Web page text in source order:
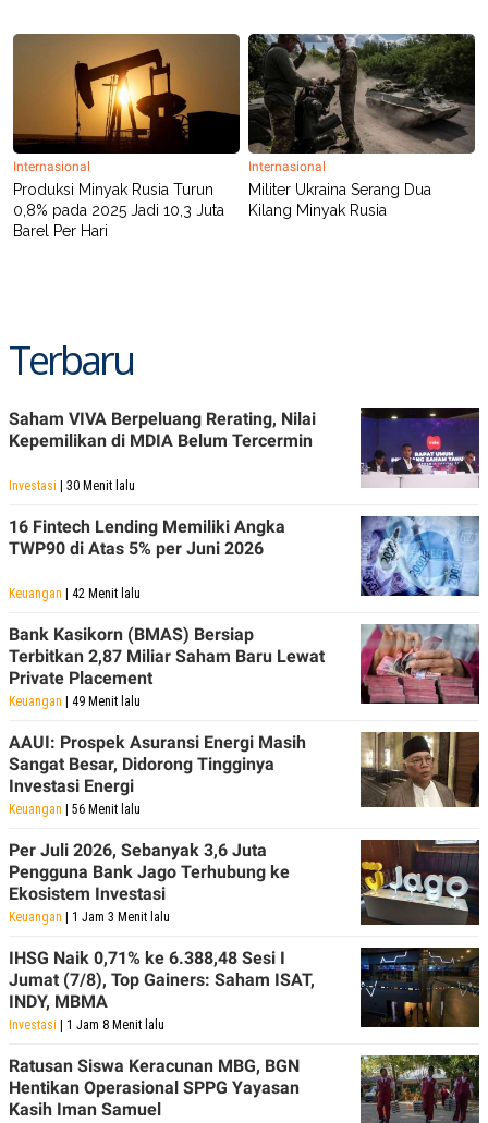
Internasional
Produksi Minyak Rusia Turun
0,8% pada 2025 Jadi 10,3 Juta
Barel Per Hari
Internasional
Militer Ukraina Serang Dua
Kilang Minyak Rusia
Terbaru
Saham VIVA Berpeluang Rerating, Nilai
Kepemilikan di MDIA Belum Tercermin
Investasi | 30 Menit lalu
16 Fintech Lending Memiliki Angka
TWP90 di Atas 5% per Juni 2026
Keuangan | 42 Menit lalu
Bank Kasikorn (BMAS) Bersiap
Terbitkan 2,87 Miliar Saham Baru Lewat
Private Placement
Keuangan | 49 Menit lalu
AAUI: Prospek Asuransi Energi Masih
Sangat Besar, Didorong Tingginya
Investasi Energi
Keuangan | 56 Menit lalu
Per Juli 2026, Sebanyak 3,6 Juta
Pengguna Bank Jago Terhubung ke
Ekosistem Investasi
Keuangan | 1 Jam 3 Menit lalu
IHSG Naik 0,71% ke 6.388,48 Sesi I
Jumat (7/8), Top Gainers: Saham ISAT,
INDY, MBMA
Investasi | 1 Jam 8 Menit lalu
Ratusan Siswa Keracunan MBG, BGN
Hentikan Operasional SPPG Yayasan
Kasih Iman Samuel